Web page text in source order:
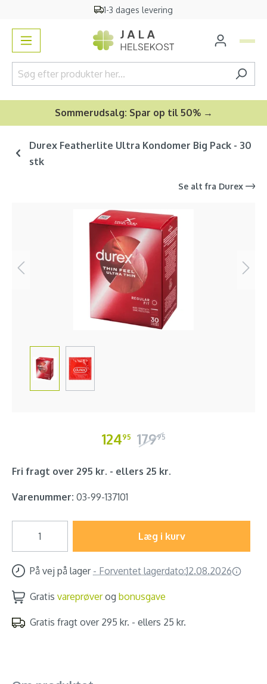
1-3 dages levering
Sommerudsalg: Spar op til 50% →
Durex Featherlite Ultra Kondomer Big Pack - 30
stk
Se alt fra Durex
Spring over billedgalleri
12495 17995
Fri fragt over 295 kr. - ellers 25 kr.
Varenummer: 03-99-137101
Læg i kurv
På vej på lager - Forventet lagerdato:12.08.2026
Gratis vareprøverog bonusgave
Gratis fragt over 295 kr. - ellers 25 kr.